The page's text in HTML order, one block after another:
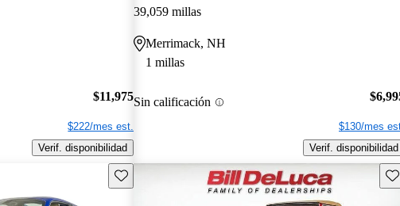
$11,975
$222/mes est.
Verif. disponibilidad
39,059 millas
Merrimack, NH
1 millas
Sin calificación
$130/mes
Verif. disponibilidad
Guarda este Aviso